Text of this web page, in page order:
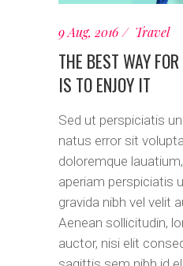
9 Aug, 2016 Travel
THE BEST WAY
IS TO ENJOY IT
Sed ut perspiciatis
natus error sit
doloremque
aperiam perspiciatis
gravida nibh vel velit
Aenean sollicitudin,
auctor, nisi elit